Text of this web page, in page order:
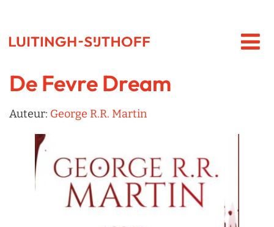
De Fevre Dream
Auteur: George R.R. Martin